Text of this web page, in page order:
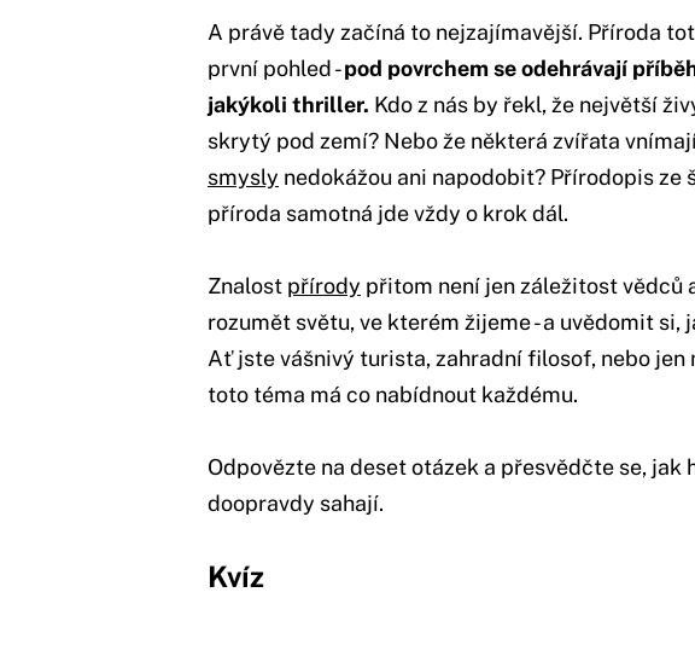
A právě tady začíná to nejzajímavější. Příroda
první pohled -pod povrchem se odehrávají
jakýkoli thriller. Kdo z nás by řekl, že největší
skrytý pod zemí? Nebo že některá zvířata
smysly nedokážou ani napodobit? Přírodopis ze
příroda samotná jde vždy o krok dál.
Znalost přírody přitom není jen záležitost vědců
rozumět světu, ve kterém žijeme - a uvědomit si,
Ať jste vášnivý turista, zahradní filosof, nebo jen
toto téma má co nabídnout každému.
Odpovězte na deset otázek a přesvědčte se,
doopravdy sahají.
Kvíz